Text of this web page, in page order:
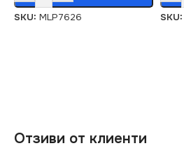
SKU: MLP7626 SKU:
Отзиви от клиенти